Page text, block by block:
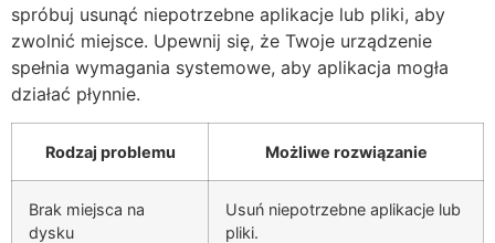
spróbuj usunąć niepotrzebne aplikacje lub pliki, aby
zwolnić miejsce. Upewnij się, że Twoje urządzenie
spełnia wymagania systemowe, aby aplikacja mogła
działać płynnie.
Rodzaj problemu Możliwe rozwiązanie
Brak miejsca na
dysku
Usuń niepotrzebne aplikacje lub
pliki.